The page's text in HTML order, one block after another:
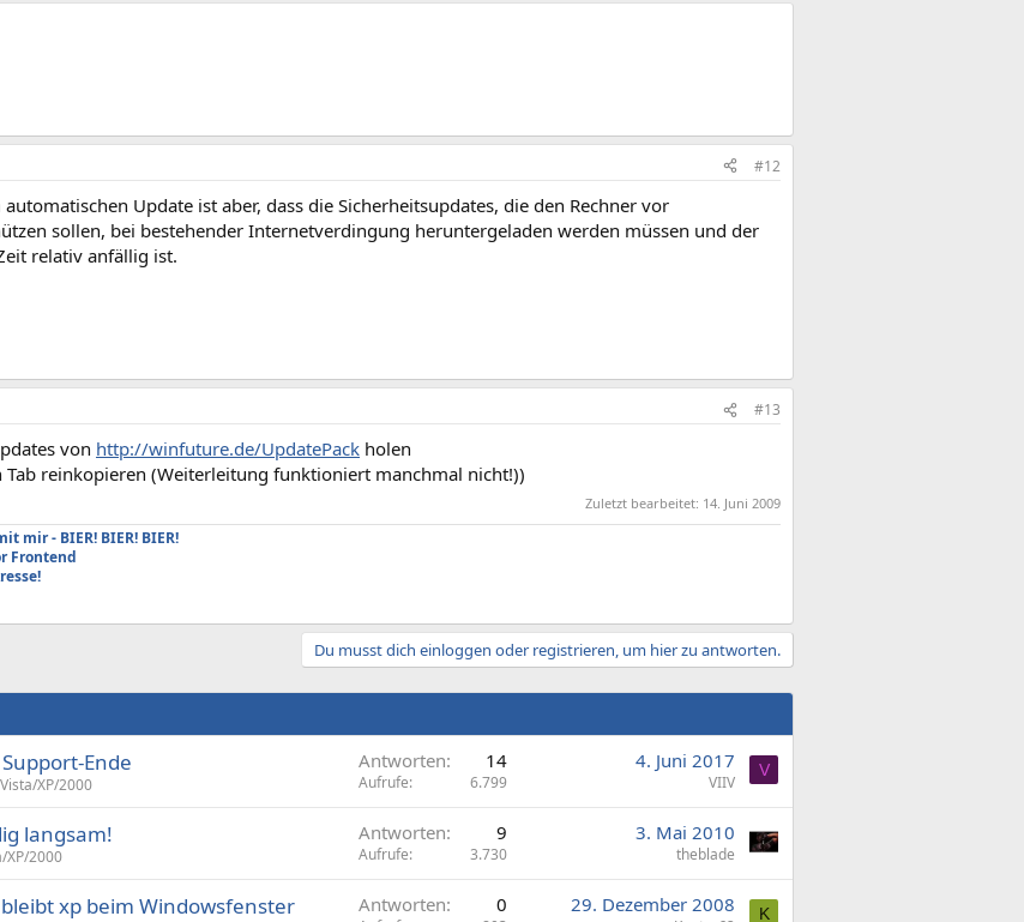
#12
Update ist aber, dass die Sicherheitsupdates, die den Rechner vor
sollen, bei bestehender Internetverdingung heruntergeladen werden müssen und der
relativ anfällig ist.
#13
von http://winfuture.de/UpdatePack holen
Tab reinkopieren (Weiterleitung funktioniert manchmal nicht!))
Zuletzt bearbeitet: 14. Juni 2009
mir - BIER! BIER! BIER!
Frontend
Du musst dich einloggen oder registrieren, um hier zu antworten.
Ende
XP/2000
Antworten 14
Aufrufe 6.799
4. Juni 2017
VIIV
V
langsam!
XP/2000
Antworten 9
Aufrufe 3.730
3. Mai 2010
theblade
xp beim Windowsfenster
Antworten 0 29. Dezember 2008 K